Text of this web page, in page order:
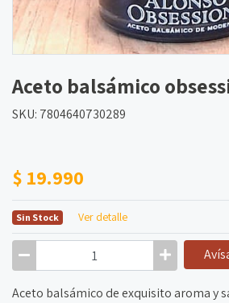
Aceto balsámico
SKU: 7804640730289
$ 19.990
Sin Stock Ver detalle
Aceto balsámico de exquisito aroma y